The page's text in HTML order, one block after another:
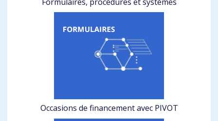
Occasions de financement avec PIVOT